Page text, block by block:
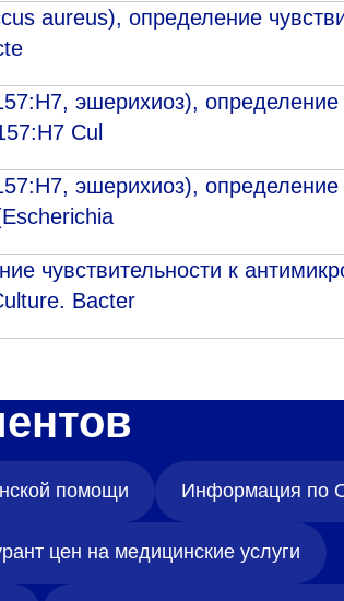
aureus), определение
эшерихиоз), определение
Cul
эшерихиоз), определение
чувствительности к
Bacter
помощи Информация по
цен на медицинские услуги